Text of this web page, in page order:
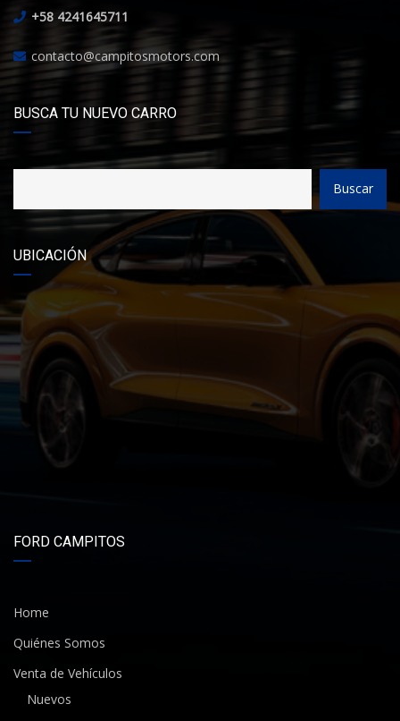
+58 4241645711
contacto@campitosmotors.com
BUSCA TU NUEVO CARRO
Buscar
UBICACIÓN
FORD CAMPITOS
Home
Quiénes Somos
Venta de Vehículos
Nuevos